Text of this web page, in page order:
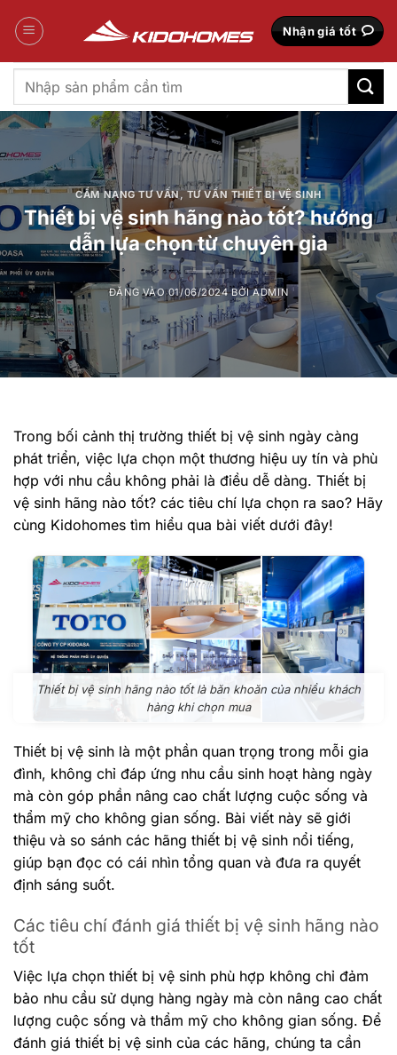
qua
Nhận giá tốt
Tìm
kiếm:
CẨM NANG TƯ VẤN,TƯ VẤN THIẾT BỊ VỆ SINH
Thiết bị vệ sinh hãng nào tốt? hướng
dẫn lựa chọn từ chuyên gia
ĐĂNG VÀO01/06/2024 BỞIADMIN
Trong bối cảnh thị trường thiết bị vệ sinh ngày càng
phát triển, việc lựa chọn một thương hiệu uy tín và phù
hợp với nhu cầu không phải là điều dễ dàng. Thiết bị
vệ sinh hãng nào tốt? các tiêu chí lựa chọn ra sao? Hãy
cùng Kidohomes tìm hiểu qua bài viết dưới đây!
Thiết bị vệ sinh hãng nào tốt là băn khoăn của nhiều khách
hàng khi chọn mua
Thiết bị vệ sinh là một phần quan trọng trong mỗi gia
đình, không chỉ đáp ứng nhu cầu sinh hoạt hàng ngày
mà còn góp phần nâng cao chất lượng cuộc sống và
thẩm mỹ cho không gian sống. Bài viết này sẽ giới
thiệu và so sánh các hãng thiết bị vệ sinh nổi tiếng,
giúp bạn đọc có cái nhìn tổng quan và đưa ra quyết
định sáng suốt.
Các tiêu chí đánh giá thiết bị vệ sinh hãng nào
tốt
Việc lựa chọn thiết bị vệ sinh phù hợp không chỉ đảm
bảo nhu cầu sử dụng hàng ngày mà còn nâng cao chất
lượng cuộc sống và thẩm mỹ cho không gian sống. Để
đánh giá thiết bị vệ sinh của các hãng, chúng ta cần